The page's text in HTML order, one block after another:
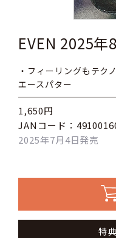
EVEN 2025
・フィーリングもテク
エースパター
1,650円
JANコード：
2025年7月4日発売
特